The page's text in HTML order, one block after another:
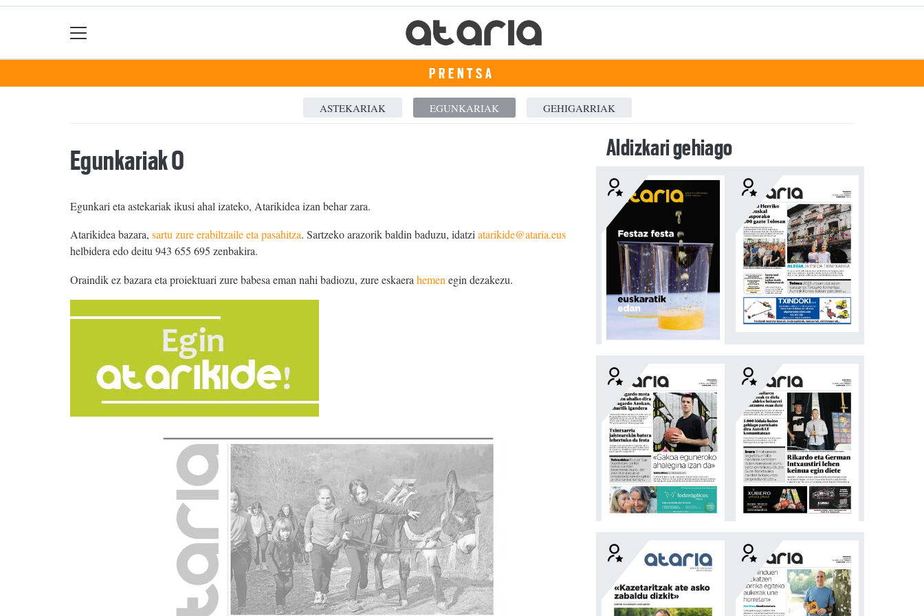
PRENTSA
ASTEKARIAK EGUNKARIAK GEHIGARRIAK
Egunkariak 0
Egunkari eta astekariak ikusi ahal izateko, Atarikidea izan behar zara.
Atarikidea bazara, sartu zure erabiltzaile eta pasahitza. Sartzeko arazorik baldin baduzu, idatziatarikide@ataria.eus
helbidera edo deitu 943 655 695 zenbakira.
Oraindik ez bazara eta proiektuari zure babesa eman nahi badiozu, zure eskaera hemen egin dezakezu.
Aldizkari gehiago